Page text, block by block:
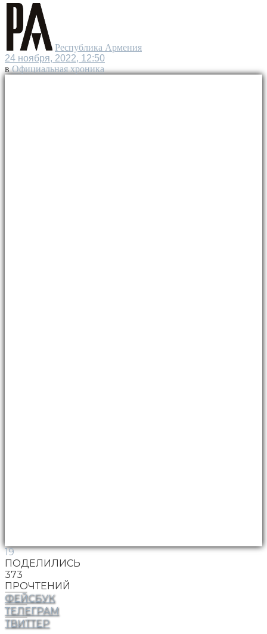
Республика Армения
24 ноября, 2022, 12:50
в Официальная хроника
19
ПОДЕЛИЛИСЬ
373
ПРОЧТЕНИЙ
ФЕЙСБУК
ТЕЛЕГРАМ
ТВИТТЕР